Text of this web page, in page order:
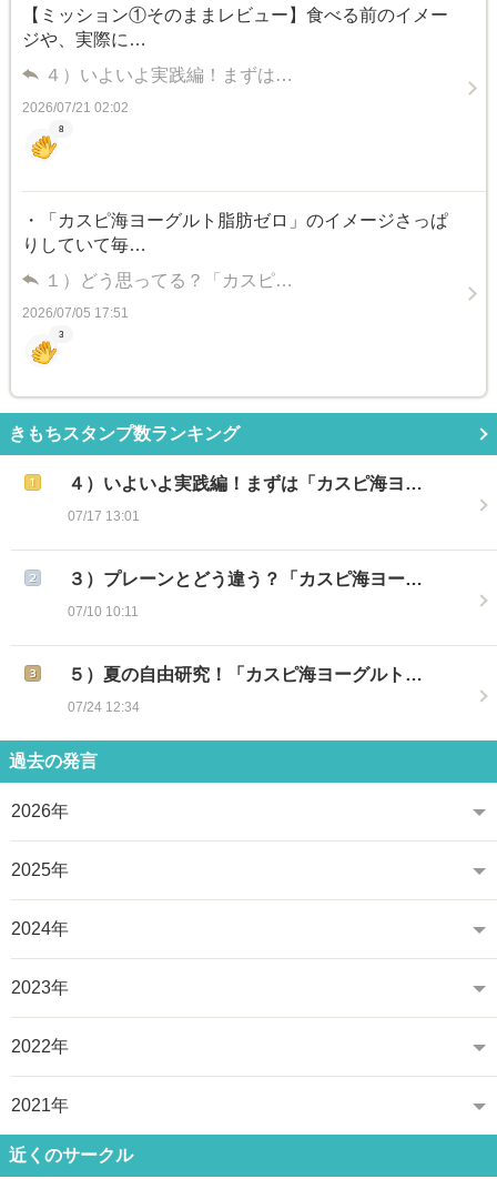
【ミッション①そのままレビュー】食べる前のイメー
ジや、実際に…
４）いよいよ実践編！まずは…
2026/07/21 02:02
8
・「カスピ海ヨーグルト脂肪ゼロ」のイメージさっぱ
りしていて毎…
１）どう思ってる？「カスピ…
2026/07/05 17:51
3
きもちスタンプ数ランキング
４）いよいよ実践編！まずは「カスピ海ヨ…
07/17 13:01
３）プレーンとどう違う？「カスピ海ヨー…
07/10 10:11
５）夏の自由研究！「カスピ海ヨーグルト…
07/24 12:34
過去の発言
2026年
2025年
2024年
2023年
2022年
2021年
近くのサークル